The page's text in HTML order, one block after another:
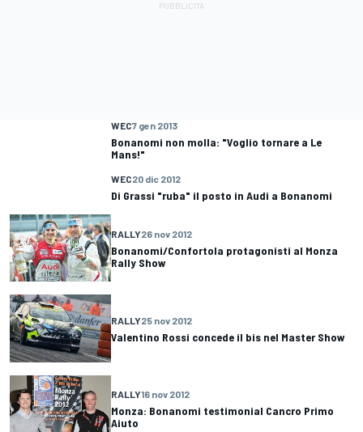
WEC7 gen 2013
Bonanomi non molla: "Voglio tornare a Le
Mans!"
WEC20 dic 2012
Di Grassi "ruba" il posto in Audi a Bonanomi
RALLY26 nov 2012
Bonanomi/Confortola protagonisti al Monza
Rally Show
RALLY25 nov 2012
Valentino Rossi concede il bis nel Master Show
RALLY16 nov 2012
Monza: Bonanomi testimonial Cancro Primo
Aiuto